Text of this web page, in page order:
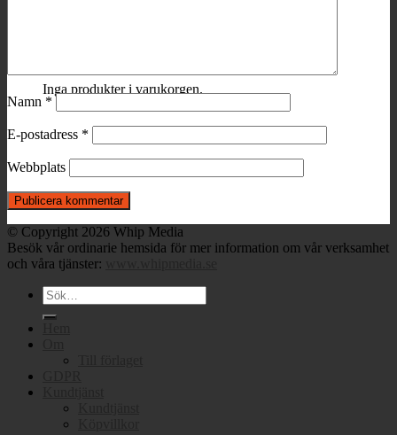
Inga produkter i varukorgen.
Namn *
E-postadress *
Webbplats
© Copyright 2026 Whip Media
Besök vår ordinarie hemsida för mer information om vår verksamhet
och våra tjänster:
Sök
efter: